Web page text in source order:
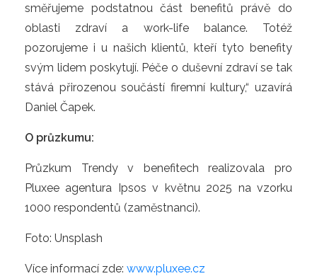
směřujeme podstatnou část benefitů právě do
oblasti zdraví a work-life balance. Totéž
pozorujeme i u našich klientů, kteří tyto benefity
svým lidem poskytují. Péče o duševní zdraví se tak
stává přirozenou součástí firemní kultury,“ uzavírá
Daniel Čapek.
O průzkumu:
Průzkum Trendy v benefitech realizovala pro
Pluxee agentura Ipsos v květnu 2025 na vzorku
1000 respondentů (zaměstnanci).
Foto: Unsplash
Více informací zde: www.pluxee.cz